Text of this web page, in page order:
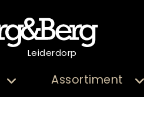
Leiderdorp
Assortiment